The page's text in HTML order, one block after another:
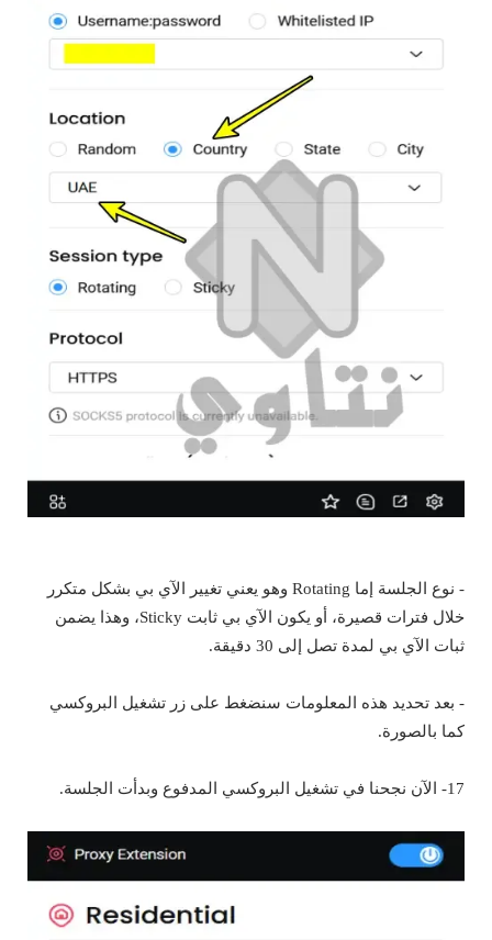
- نوع الجلسة إما Rotating وهو يعني تغيير الآي بي بشكل متكرر
خلال فترات قصيرة، أو يكون الآي بي ثابت Sticky، وهذا يضمن
ثبات الآي بي لمدة تصل إلى 30 دقيقة.
- بعد تحديد هذه المعلومات سنضغط على زر تشغيل البروكسي
كما بالصورة.
17- الآن نجحنا في تشغيل البروكسي المدفوع وبدأت الجلسة.